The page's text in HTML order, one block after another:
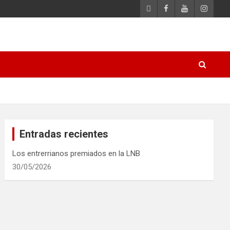
Entradas recientes
Los entrerrianos premiados en la LNB
30/05/2026